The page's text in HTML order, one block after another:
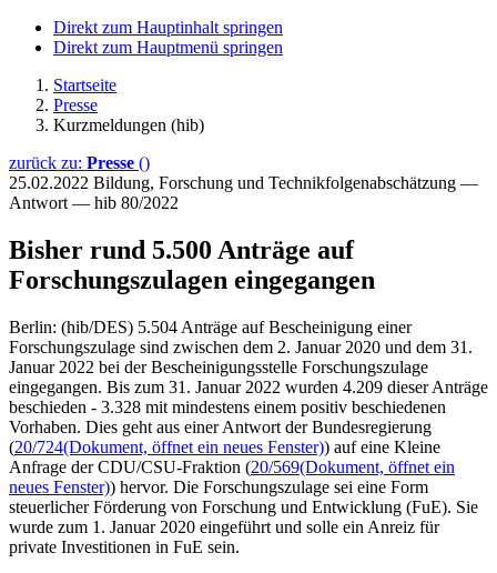
Direkt zum Hauptinhalt springen
Direkt zum Hauptmenü springen
Startseite
Presse
Kurzmeldungen (hib)
zurück zu: Presse ()
25.02.2022 Bildung, Forschung und Technikfolgenabschätzung —
Antwort — hib 80/2022
Bisher rund 5.500 Anträge auf
Forschungszulagen eingegangen
Berlin: (hib/DES) 5.504 Anträge auf Bescheinigung einer
Forschungszulage sind zwischen dem 2. Januar 2020 und dem 31.
Januar 2022 bei der Bescheinigungsstelle Forschungszulage
eingegangen. Bis zum 31. Januar 2022 wurden 4.209 dieser Anträge
beschieden - 3.328 mit mindestens einem positiv beschiedenen
Vorhaben. Dies geht aus einer Antwort der Bundesregierung
(20/724(Dokument, öffnet ein neues Fenster)) auf eine Kleine
Anfrage der CDU/CSU-Fraktion (20/569(Dokument, öffnet ein
neues Fenster)) hervor. Die Forschungszulage sei eine Form
steuerlicher Förderung von Forschung und Entwicklung (FuE). Sie
wurde zum 1. Januar 2020 eingeführt und solle ein Anreiz für
private Investitionen in FuE sein.